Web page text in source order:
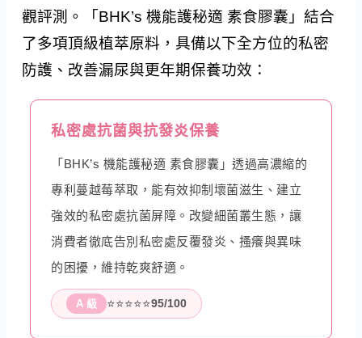
觀評測。「BHK’s 機能護秘適 素食膠囊」結合
了多項頂級植萃原料，具備以下全方位的私密
防護、改善漏尿與更年期保養功效：
私密處抗菌與抗發炎保養
「BHK’s 機能護秘適 素食膠囊」透過高濃縮的
專利蔓越莓萃取，能有效抑制壞菌滋生、建立
強效的私密處抗菌屏障。改變細菌叢生態，讓
消費者徹底告別私密處反覆發炎、搔癢與異味
的困擾，維持乾爽舒適。
A 級 ⭐⭐⭐⭐⭐95/100